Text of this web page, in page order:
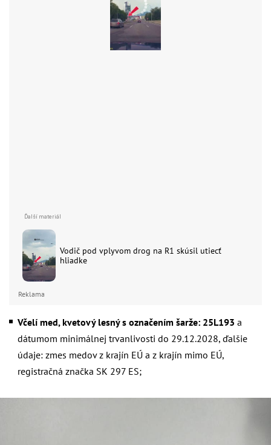
Vodič pod vplyvom drog na R1 skúsil utiecť
hliadke
Reklama
Včelí med, kvetový lesný s označením šarže: 25L193 a
dátumom minimálnej trvanlivosti do 29.12.2028, ďalšie
údaje: zmes medov z krajín EÚ a z krajín mimo EÚ,
registračná značka SK 297 ES;